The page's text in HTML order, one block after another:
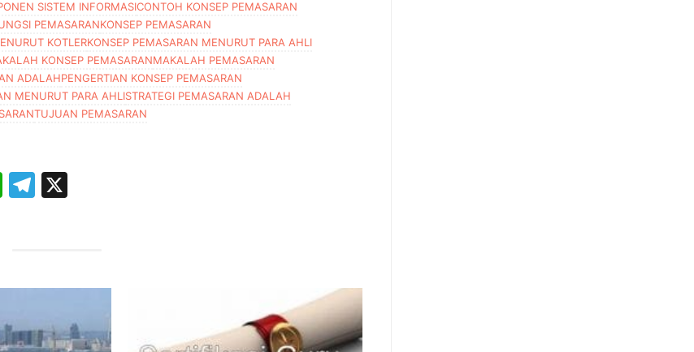
SISTEM INFORMASICONTOH KONSEP PEMASARAN
PEMASARANKONSEP PEMASARAN
KOTLERKONSEP PEMASARAN MENURUT PARA AHLI
KONSEP PEMASARANMAKALAH PEMASARAN
ADALAHPENGERTIAN KONSEP PEMASARAN
MENURUT PARA AHLISTRATEGI PEMASARAN ADALAH
TUJUAN PEMASARAN
W
A
p
T
a